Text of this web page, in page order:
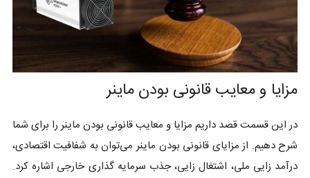
مزایا و معایب قانونی بودن ماینر
در این قسمت قصد داریم مزایا و معایب قانونی بودن ماینر را برای شما
شرح دهیم. از مزایای قانونی بودن ماینر می‌توان به شفافیت اقتصادی،
درآمد زایی ملی، اشتغال زایی، جذب سرمایه گذاری خارجی اشاره کرد.